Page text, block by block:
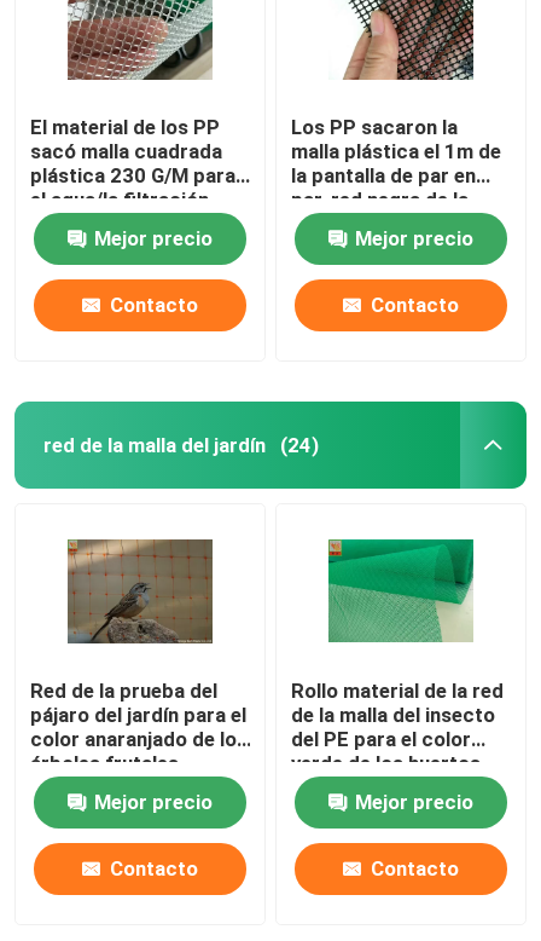
El material de los PP
sacó malla cuadrada
plástica 230 G/M para
el agua/la filtración
líquida
Mejor precio
Contacto
Los PP sacaron la
malla plástica el 1m de
la pantalla de par en
par, red negra de la
malla del polipropileno
Mejor precio
Contacto
red de la malla del jardín (24)
Red de la prueba del
pájaro del jardín para el
color anaranjado de los
árboles frutales
15g/Sqm los 2.5m de
par en parMejor precio
Contacto
Rollo material de la red
de la malla del insecto
del PE para el color
verde de los huertos
Mejor precio
Contacto